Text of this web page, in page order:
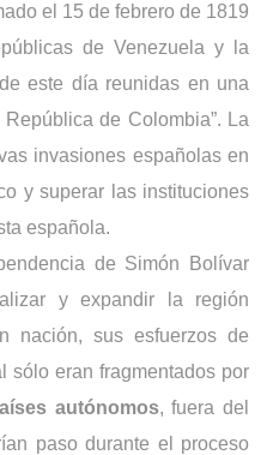
el 15 de febrero de 1819
de Venezuela y la
este día reunidas en una
de Colombia”. La
invasiones españolas en
y superar las instituciones
española.
de Simón Bolívar
y expandir la región
nación, sus esfuerzos de
sólo eran fragmentados por
autónomos, fuera del
paso durante el proceso